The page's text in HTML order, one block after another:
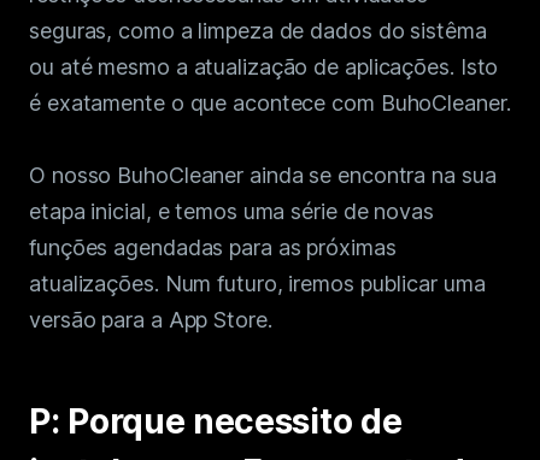
seguras, como a limpeza de dados do sistêma
ou até mesmo a atualização de aplicações. Isto
é exatamente o que acontece com BuhoCleaner.
O nosso BuhoCleaner ainda se encontra na sua
etapa inicial, e temos uma série de novas
funções agendadas para as próximas
atualizações. Num futuro, iremos publicar uma
versão para a App Store.
P: Porque necessito de